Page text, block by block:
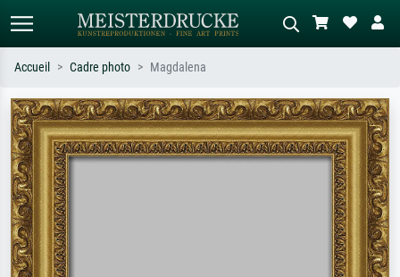
Recherche standard Recherche d'images IA
Recherchez par artiste, titre ou style –
ex. Monet, Nuit étoilée,
impressionnisme, vague de Hokusai,
Décrivez la scène – ex. prairie verte,
abstrait avec beaucoup de rouge,
tableau sombre, nu debout près d'un
Accueil Cadre photo Magdalena